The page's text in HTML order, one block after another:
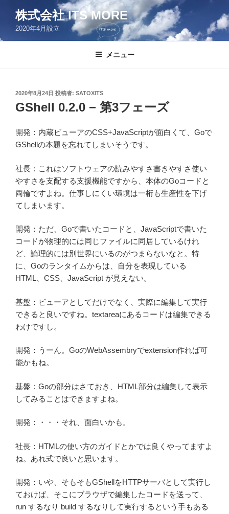
ン
株式会社 ITS MORE
2020年4月設立
メニュー
投
稿
日:
2020年8月24日 投稿者: SATOXITS
GShell 0.2.0 − 第3フェーズ
開発：内蔵ビューアのCSS+JavaScriptが面白くて、Goで
GShellの本題を忘れてしまいそうです。
社長：これはソフトウェアの読みやすさ書きやすさ使い
やすさを支配する支援機能ですから、本体のGoコードと
両輪ですよね。仕事しにくい環境は一桁も生産性を下げ
てしまいます。
開発：ただ、Goで書いたコードと、JavaScriptで書いた
コードが物理的には同じファイルに同居しているけれ
ど、論理的には別世界にいるのがつまらないなと。特
に、Goのランタイムからは、自分を表現している
HTML、CSS、JavaScript が見えない。
基盤：ビューアとしてだけでなく、実際に編集して実行
できると良いですね。textareaにあるコードは編集できる
わけですし。
開発：うーん。GoのWebAssembryでextension作れば可
能かもね。
基盤：Goの部分はさておき、HTML部分は編集して表示
してみることはできますよね。
開発：・・・それ、面白いかも。
社長：HTMLの使い方のガイドとかでは良くやってますよ
ね。あれ式で良いと思います。
開発：いや、そもそもGShellをHTTPサーバとして実行し
ておけば、そこにブラウザで編集したコードを送って、
run するなり build するなりして実行するという手もある